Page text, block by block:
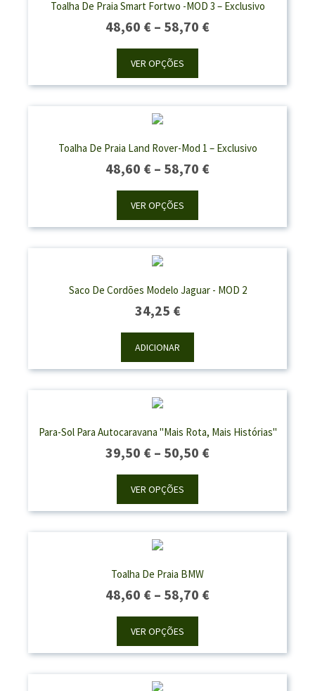
Toalha De Praia Smart Fortwo -MOD 3 – Exclusivo
48,60 € – 58,70 €Price
Through
VER OPÇÕES
Toalha De Praia Land Rover-Mod 1 – Exclusivo
48,60 € – 58,70 €Price
Through
VER OPÇÕES
Saco De Cordões Modelo Jaguar - MOD 2
34,25 €
ADICIONAR
Para-Sol Para Autocaravana "Mais Rota, Mais Histórias"
39,50 € – 50,50 €Price
Through
VER OPÇÕES
Toalha De Praia BMW
48,60 € – 58,70 €Price
Through
VER OPÇÕES